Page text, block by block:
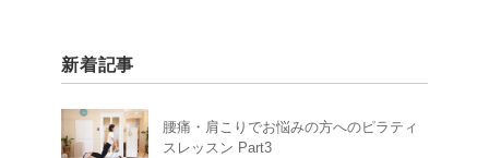
新着記事
腰痛・肩こりでお悩みの方へのピラティ
スレッスン Part3